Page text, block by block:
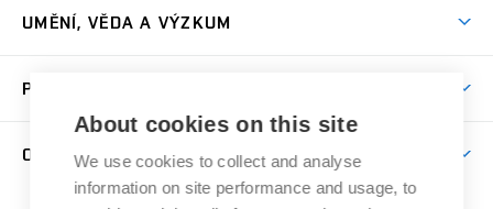
Přijímačky
Dny otevřených dveří
Přípravné kurzy
Studium bez bariér
Katedra teorií a dějin umění
Časový plán studia
Studijní předpisy a formuláře
Studium a stáže v zahraničí
Rezidenční pobyty
UMĚNÍ, VĚDA A VÝZKUM
Publikační činnost
Projekty
PRO VEŘEJNOST
Letní školy a semestrální kurzy
Nakladatelská a vydavatelská činnost
O FAKULTĚ
Aktuality
About cookies on this site
We use cookies to collect and analyse
information on site performance and usage, to